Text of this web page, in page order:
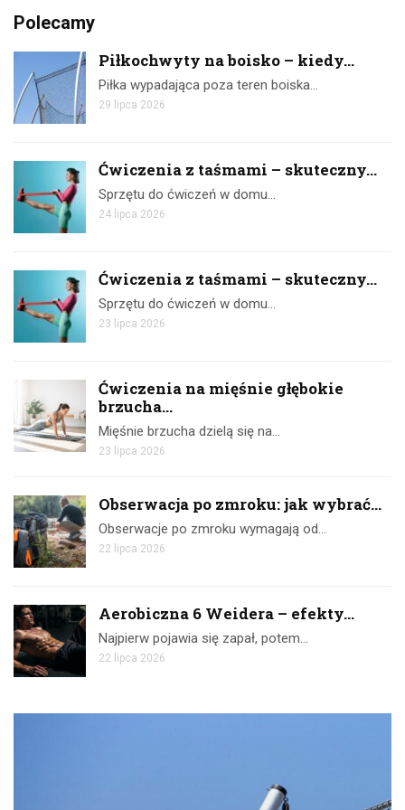
Polecamy
Piłkochwyty na boisko – kiedy...
Piłka wypadająca poza teren boiska…
29 lipca 2026
Ćwiczenia z taśmami – skuteczny...
Sprzętu do ćwiczeń w domu…
24 lipca 2026
Ćwiczenia z taśmami – skuteczny...
Sprzętu do ćwiczeń w domu…
23 lipca 2026
Ćwiczenia na mięśnie głębokie
brzucha...
Mięśnie brzucha dzielą się na…
23 lipca 2026
Obserwacja po zmroku: jak wybrać...
Obserwacje po zmroku wymagają od…
22 lipca 2026
Aerobiczna 6 Weidera – efekty...
Najpierw pojawia się zapał, potem…
22 lipca 2026